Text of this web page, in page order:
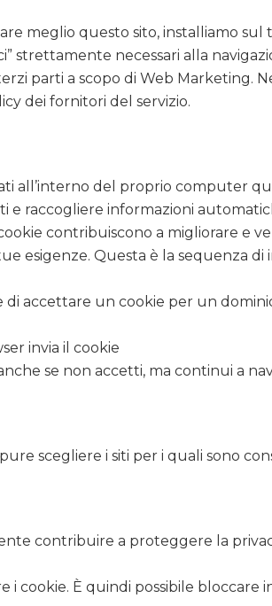
meglio questo sito, installiamo
strettamente necessari alla
parti a scopo di Web Marketing.
dei fornitori del servizio.
all’interno del proprio computer
raccogliere informazioni
contribuiscono a migliorare e
esigenze. Questa è la sequenza di
accettare un cookie per un
invia il cookie
se non accetti, ma continui a
scegliere i siti per i quali sono
contribuire a proteggere la
i cookie. È quindi possibile